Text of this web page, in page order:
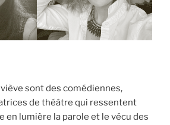
sont des comédiennes,
de théâtre qui ressentent
en lumière la parole et le vécu des